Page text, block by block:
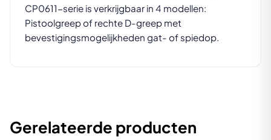
CP0611-serie is verkrijgbaar in 4 modellen:
Pistoolgreep of rechte D-greep met
bevestigingsmogelijkheden gat- of spiedop.
Gerelateerde producten